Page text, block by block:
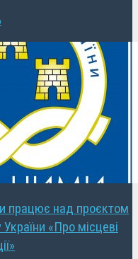
працює над проєктом
«Про місцеві